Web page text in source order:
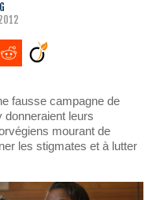
fausse campagne de
donneraient leurs
mourant de
les stigmates et à lutter